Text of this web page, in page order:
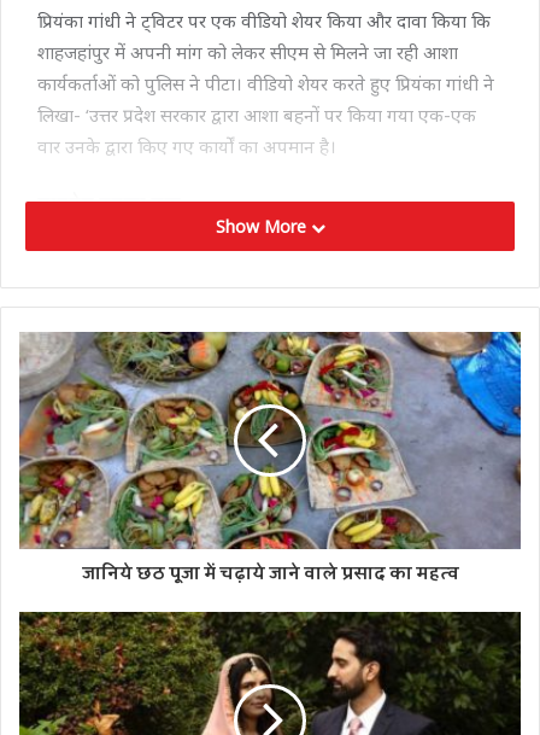
प्रियंका गांधी ने ट्विटर पर एक वीडियो शेयर किया और दावा किया कि
शाहजहांपुर में अपनी मांग को लेकर सीएम से मिलने जा रही आशा
कार्यकर्ताओं को पुलिस ने पीटा। वीडियो शेयर करते हुए प्रियंका गांधी ने
लिखा- ‘उत्तर प्रदेश सरकार द्वारा आशा बहनों पर किया गया एक-एक
वार उनके द्वारा किए गए कार्यों का अपमान है।
मानदेय उनका हक
आशा बहनें सम्मान की हकदार हैं और मैं इस लड़ाई में उनके साथ हूं।’
उन्होंने आगे लिखा- ‘कांग्रेस पार्टी आशा बहनों के मानदेय के हक और
उनके सम्मान के प्रति प्रतिबद्ध है और सरकार बनने पर आशा बहनों एवं
आंगनबाड़ी कर्मियों को 10,000 रु प्रतिमाह का मानदेय देगी।’
हर दिन संघर्षों से भरा
इससे पहले प्रियंका गांधी ने बताया था कि कांग्रेस ने महिलाओं के लिए
एक अलग घोषणा पत्र तैयार किया है। कांग्रेस महासचिव प्रियंका गाँधी ने
कहा था- ‘उत्तर प्रदेश की मेरी प्रिय बहनों, आपका हर दिन संघर्षों से भरा
घोषणा पत्र तैयार किया है। कांग्रेस पार्टी की सरकार बनने पर सालाना भरे
हुए 3 सिलेंडर मुफ्त दिए जाएंगे। प्रदेश की सरकारी बसों में महिलाओं के
लिए यात्रा मुफ्त होगी।’
Show More
जानिये छठ पूजा में चढ़ाये जाने वाले प्रसाद का महत्व